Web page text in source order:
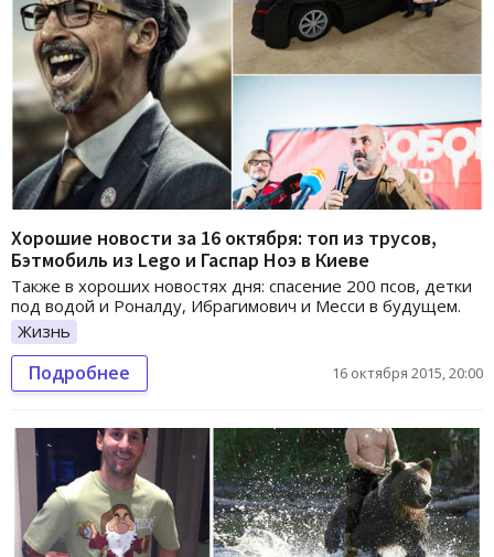
Хорошие новости за 16 октября: топ из трусов,
Бэтмобиль из Lego и Гаспар Ноэ в Киеве
Также в хороших новостях дня: спасение 200 псов, детки
под водой и Роналду, Ибрагимович и Месси в будущем.
Жизнь
Подробнее 16 октября 2015, 20:00